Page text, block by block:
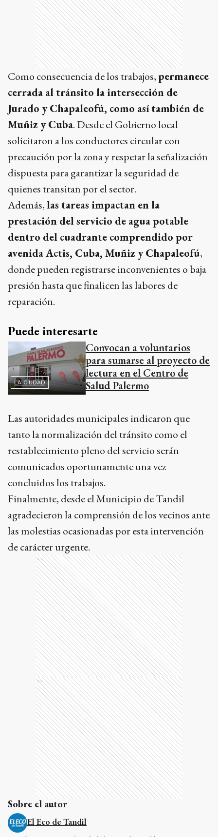
Como consecuencia de los trabajos, permanece
cerrada al tránsito la intersección de
Jurado y Chapaleofú, como así también de
Muñiz y Cuba. Desde el Gobierno local
solicitaron a los conductores circular con
precaución por la zona y respetar la señalización
dispuesta para garantizar la seguridad de
quienes transitan por el sector.
Además,las tareas impactan en la
prestación del servicio de agua potable
dentro del cuadrante comprendido por
avenida Actis, Cuba, Muñiz y Chapaleofú,
donde pueden registrarse inconvenientes o baja
presión hasta que finalicen las labores de
reparación.
Puede interesarte
LA CIUDAD
Convocan a voluntarios
para sumarse al proyecto de
lectura en el Centro de
Salud Palermo
Las autoridades municipales indicaron que
tanto la normalización del tránsito como el
restablecimiento pleno del servicio serán
comunicados oportunamente una vez
concluidos los trabajos.
Finalmente, desde el Municipio de Tandil
agradecieron la comprensión de los vecinos ante
las molestias ocasionadas por esta intervención
de carácter urgente.
Ads
Ads
Sobre el autor
El Eco de Tandil